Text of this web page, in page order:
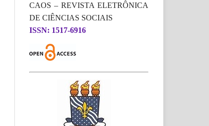
CAOS – REVISTA ELETRÔNICA
DE CIÊNCIAS SOCIAIS
ISSN: 1517-6916